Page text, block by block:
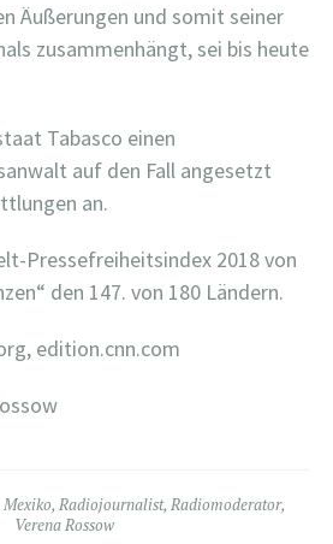
Äußerungen und somit seiner
zusammenhängt, sei bis heute
Tabasco einen
auf den Fall angesetzt
an.
Pressefreiheitsindex 2018 von
den 147. von 180 Ländern.
edition.cnn.com
Mexiko, Radiojournalist, Radiomoderator,
Verena Rossow